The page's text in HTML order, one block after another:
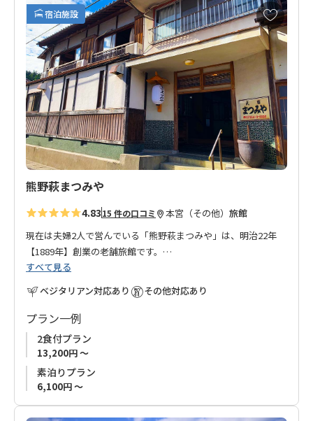
宿泊施設
お
気
に
入
り
に
追
加
熊野萩まつみや
4.8315 件の口コミ 本宮（その他） 旅館
現在は夫婦2人で営んでいる「熊野萩まつみや」は、明治22年
【1889年】創業の老舗旅館です。
国道が整備されていない頃、十津川村から新宮までの交通手段
は舟でした。十津川村で伐採された木材は、筏（いかだ）にし
て流しました。
十津川村と本宮の間に位置する萩地区は、中継地点として当時
は筏師さんの宿泊で大変賑わったそうです。宿のすぐ近くの熊
野川には、今でもかつての波止場が残っています。
現在の建物は増築されておりますが、賑わっていた頃の雰囲気
を味わってもらいながら、昔のノスタルジーな気持に浸ってい
ただけたら幸いです。
すべて見る
ベジタリアン対応あり
その他対応あり
プラン一例
2食付プラン
13,200円 ～
素泊りプラン
6,100円 ～